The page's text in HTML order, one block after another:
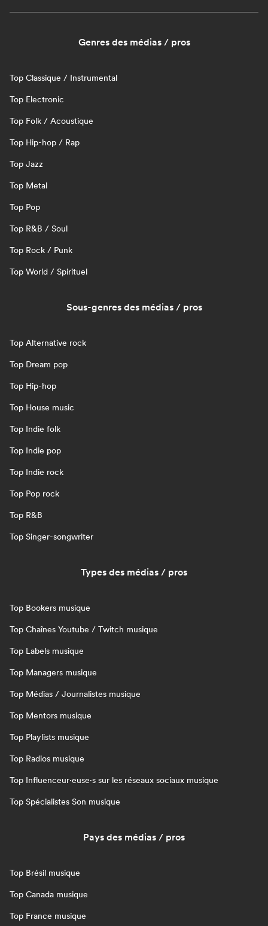
Genres des médias / pros
Top Classique / Instrumental
Top Electronic
Top Folk / Acoustique
Top Hip-hop / Rap
Top Jazz
Top Metal
Top Pop
Top R&B / Soul
Top Rock / Punk
Top World / Spirituel
Sous-genres des médias / pros
Top Alternative rock
Top Dream pop
Top Hip-hop
Top House music
Top Indie folk
Top Indie pop
Top Indie rock
Top Pop rock
Top R&B
Top Singer-songwriter
Types des médias / pros
Top Bookers musique
Top Chaînes Youtube / Twitch musique
Top Labels musique
Top Managers musique
Top Médias / Journalistes musique
Top Mentors musique
Top Playlists musique
Top Radios musique
Top Influenceur·euse·s sur les réseaux sociaux musique
Top Spécialistes Son musique
Pays des médias / pros
Top Brésil musique
Top Canada musique
Top France musique